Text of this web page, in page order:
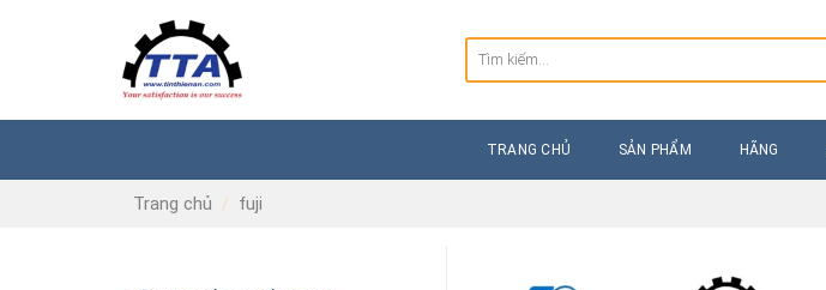
Tìm
TRANG CHỦ SẢN PHẨM HÃNG
Trang chủ / fuji